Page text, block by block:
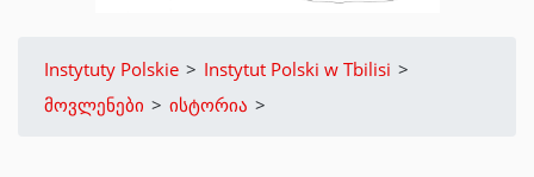
Instytuty Polskie > Instytut Polski w Tbilisi >
მოვლენები > ისტორია >